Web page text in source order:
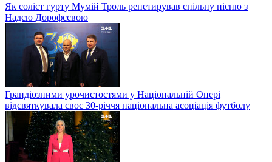
Як соліст гурту Мумій Троль репетирував спільну пісню з
Надєю Дорофєєвою
Грандіозними урочистостями у Національній Опері
відсвяткувала своє 30-річчя національна асоціація футболу